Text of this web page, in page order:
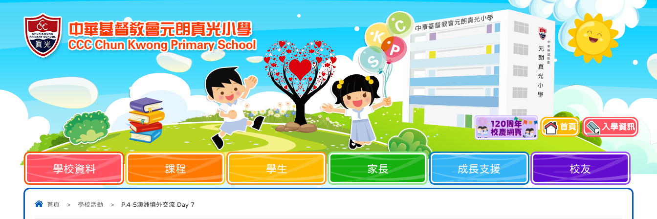
首頁 入學資訊
學校資料 課程 學生 家長 成長支援 校友
首頁 > 學校活動 > P.4-5澳洲境外交流 Day 7